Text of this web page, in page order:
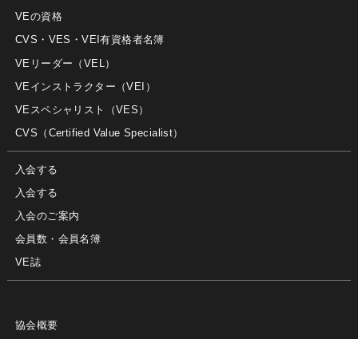
VEの資格
CVS・VES・VEI有資格者名簿
VEリーダー（VEL）
VEインストラクター（VEI）
VEスペシャリスト（VES）
CVS（Certified Value Specialist）
入会する
入会する
入会のご案内
会員数・会員名簿
VE誌
協会概要